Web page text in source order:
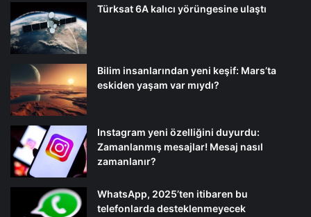
Türksat 6A kalıcı yörüngesine ulaştı
Bilim insanlarından yeni keşif: Mars’ta
eskiden yaşam var mıydı?
Instagram yeni özelliğini duyurdu:
Zamanlanmış mesajlar! Mesaj nasıl
zamanlanır?
WhatsApp, 2025’ten itibaren bu
telefonlarda desteklenmeyecek